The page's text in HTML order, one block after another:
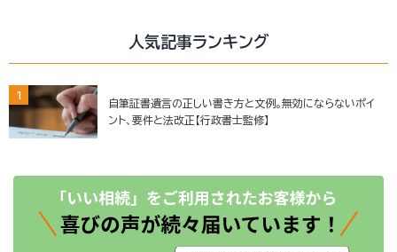
人気記事ランキング
1
自筆証書遺言の正しい書き方と文例。無効にならないポイ
ント、要件と法改正【行政書士監修】